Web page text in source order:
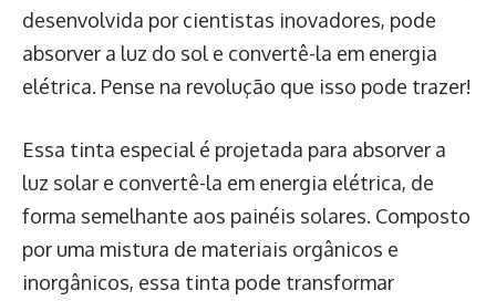
desenvolvida por cientistas inovadores, pode
absorver a luz do sol e convertê-la em energia
elétrica. Pense na revolução que isso pode trazer!
Essa tinta especial é projetada para absorver a
luz solar e convertê-la em energia elétrica, de
forma semelhante aos painéis solares. Composto
por uma mistura de materiais orgânicos e
inorgânicos, essa tinta pode transformar